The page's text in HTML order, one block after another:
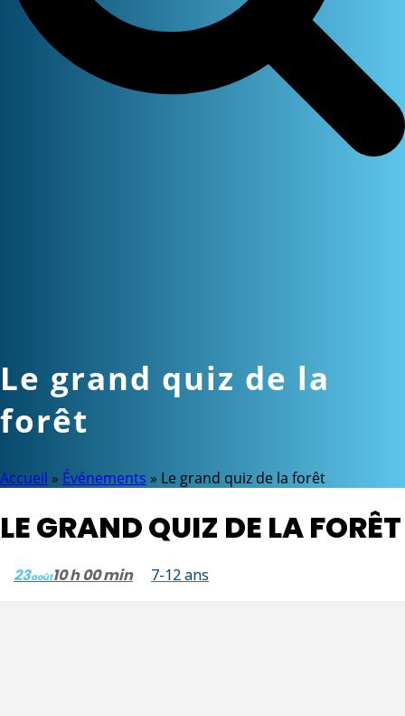
Le grand quiz de la
forêt
Accueil » Événements » Le grand quiz de la forêt
LE GRAND QUIZ DE LA FORÊT
23août10 h 00 min 7-12 ans